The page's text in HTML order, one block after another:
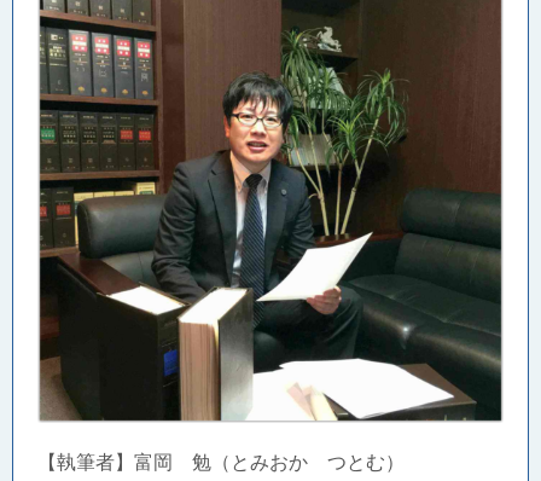
【執筆者】富岡 勉（とみおか つとむ）